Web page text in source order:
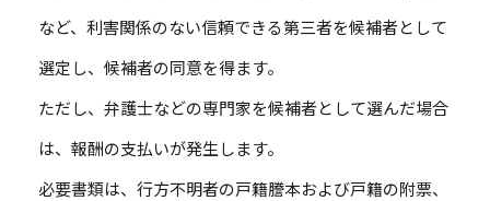
など、利害関係のない信頼できる第三者を候補者として
選定し、候補者の同意を得ます。
ただし、弁護士などの専門家を候補者として選んだ場合
は、報酬の支払いが発生します。
必要書類は、行方不明者の戸籍謄本および戸籍の附票、